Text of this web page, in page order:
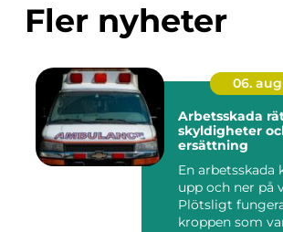
Fler nyheter
06. aug
Arbetsskada rättigheter,
skyldigheter
ersättning
En arbetsskada
upp och ner på
Plötsligt
kroppen som